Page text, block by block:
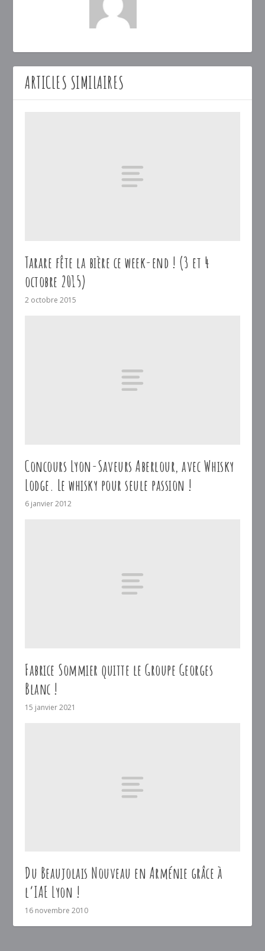
ARTICLES SIMILAIRES
Tarare fête la bière ce week-end ! (3 et 4
octobre 2015)
2 octobre 2015
Concours Lyon-Saveurs Aberlour, avec Whisky
Lodge. Le whisky pour seule passion !
6 janvier 2012
Fabrice Sommier quitte le Groupe Georges
Blanc !
15 janvier 2021
Du Beaujolais Nouveau en Arménie grâce à
l’IAE Lyon !
16 novembre 2010